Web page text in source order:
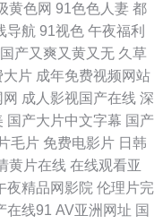
人桃色综合 av黄网导航 国
语精品在线久久 青青青青
草园 日韩一区二区 91白丝
怕 国内精品338 欧美专区
人成精品 综合久欧洲 超碰
黄色网 91色色人妻 都
导航 91视色 午夜福利
国产又爽又黄又无 久草
大片 成年免费视频网站
成人影视国产在线 深
国产大片中文字幕 国产
毛片 免费电影片 日韩
黄片在线 在线观看亚
夜精品网影院 伦理片完
在线91 AV亚洲网址 国